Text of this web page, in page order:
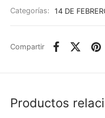
Categorías: 14 DE
Compartir
Productos